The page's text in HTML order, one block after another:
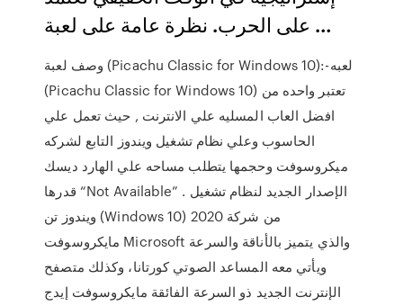
على الحرب. نظرة عامة على لعبة …
وصف لعبة (Picachu Classic for Windows 10):-لعبه
(Picachu Classic for Windows 10) تعتبر واحده من
افضل العاب المسليه علي الانترنت , حيث تعمل علي
الحاسوب وعلي نظام تشغيل ويندوز التابع لشركه
ميكروسوفت وحجمها يتطلب مساحه علي الهارد ديسك
قدرها “Not Available” . الإصدار الجديد لنظام تشغيل
ويندوز تن (Windows 10) 2020 من شركة
مايكروسوفت Microsoft والذي يتميز بالأناقة والسرعة
ويأتي معه المساعد الصوتي كورتانا، وكذلك متصفح
الإنترنت الجديد ذو السرعة الفائقة مايكروسوفت إيدج